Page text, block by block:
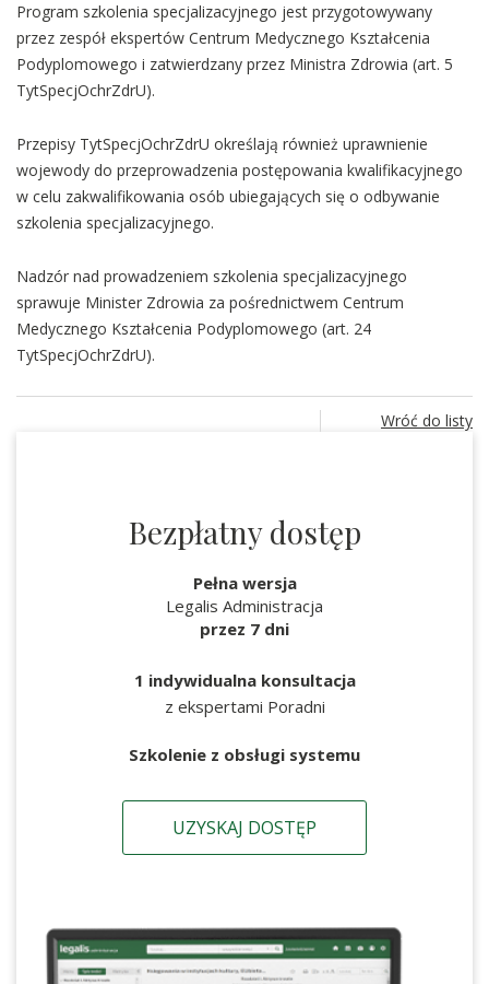
Program szkolenia specjalizacyjnego jest przygotowywany
przez zespół ekspertów Centrum Medycznego Kształcenia
Podyplomowego i zatwierdzany przez Ministra Zdrowia (art. 5
TytSpecjOchrZdrU).
Przepisy TytSpecjOchrZdrU określają również uprawnienie
wojewody do przeprowadzenia postępowania kwalifikacyjnego
w celu zakwalifikowania osób ubiegających się o odbywanie
szkolenia specjalizacyjnego.
Nadzór nad prowadzeniem szkolenia specjalizacyjnego
sprawuje Minister Zdrowia za pośrednictwem Centrum
Medycznego Kształcenia Podyplomowego (art. 24
TytSpecjOchrZdrU).
Wróć do listy
Bezpłatny dostęp
Pełna wersja
Legalis Administracja
przez 7 dni
1 indywidualna konsultacja
z ekspertami Poradni
Szkolenie z obsługi systemu
UZYSKAJ DOSTĘP